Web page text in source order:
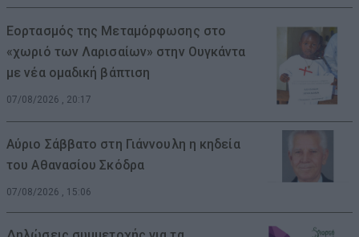
Εορτασμός της Μεταμόρφωσης στο
«χωριό των Λαρισαίων» στην Ουγκάντα
με νέα ομαδική βάπτιση
07/08/2026 , 20:17
Αύριο Σάββατο στη Γιάννουλη η κηδεία
του Αθανασίου Σκόδρα
07/08/2026 , 15:06